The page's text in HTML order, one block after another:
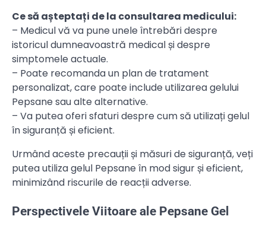
Ce să așteptați de la consultarea medicului:
– Medicul vă va pune unele întrebări despre
istoricul dumneavoastră medical și despre
simptomele actuale.
– Poate recomanda un plan de tratament
personalizat, care poate include utilizarea gelului
Pepsane sau alte alternative.
– Va putea oferi sfaturi despre cum să utilizați gelul
în siguranță și eficient.
Urmând aceste precauții și măsuri de siguranță, veți
putea utiliza gelul Pepsane în mod sigur și eficient,
minimizând riscurile de reacții adverse.
Perspectivele Viitoare ale Pepsane Gel